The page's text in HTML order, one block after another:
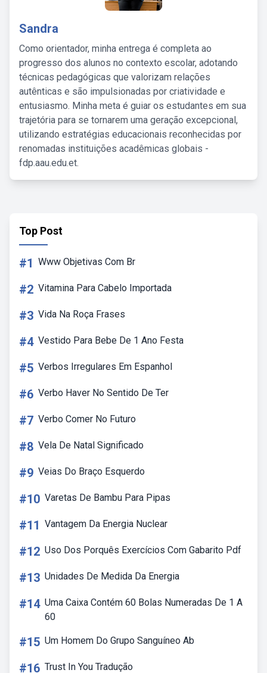
Sandra
Como orientador, minha entrega é completa ao
progresso dos alunos no contexto escolar, adotando
técnicas pedagógicas que valorizam relações
autênticas e são impulsionadas por criatividade e
entusiasmo. Minha meta é guiar os estudantes em sua
trajetória para se tornarem uma geração excepcional,
utilizando estratégias educacionais reconhecidas por
renomadas instituições acadêmicas globais -
fdp.aau.edu.et.
Top Post
#1 Www Objetivas Com Br
#2 Vitamina Para Cabelo Importada
#3 Vida Na Roça Frases
#4 Vestido Para Bebe De 1 Ano Festa
#5 Verbos Irregulares Em Espanhol
#6 Verbo Haver No Sentido De Ter
#7 Verbo Comer No Futuro
#8 Vela De Natal Significado
#9 Veias Do Braço Esquerdo
#10 Varetas De Bambu Para Pipas
#11 Vantagem Da Energia Nuclear
#12 Uso Dos Porquês Exercícios Com Gabarito Pdf
#13 Unidades De Medida Da Energia
#14 Uma Caixa Contém 60 Bolas Numeradas De 1 A
60
#15 Um Homem Do Grupo Sanguíneo Ab
#16 Trust In You Tradução